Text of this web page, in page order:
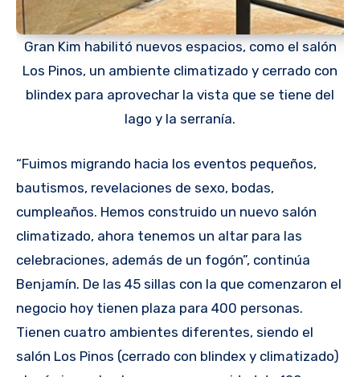
Gran Kim habilitó nuevos espacios, como el salón
Los Pinos, un ambiente climatizado y cerrado con
blindex para aprovechar la vista que se tiene del
lago y la serranía.
“Fuimos migrando hacia los eventos pequeños,
bautismos, revelaciones de sexo, bodas,
cumpleaños. Hemos construido un nuevo salón
climatizado, ahora tenemos un altar para las
celebraciones, además de un fogón”, continúa
Benjamín. De las 45 sillas con la que comenzaron el
negocio hoy tienen plaza para 400 personas.
Tienen cuatro ambientes diferentes, siendo el
salón Los Pinos (cerrado con blindex y climatizado)